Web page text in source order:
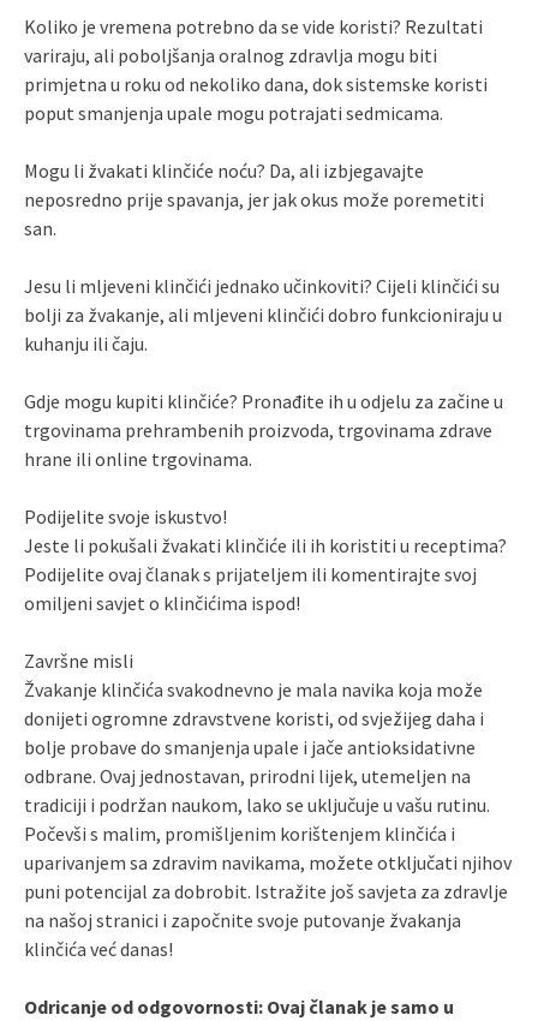
Koliko je vremena potrebno da se vide koristi? Rezultati
variraju, ali poboljšanja oralnog zdravlja mogu biti
primjetna u roku od nekoliko dana, dok sistemske koristi
poput smanjenja upale mogu potrajati sedmicama.
Mogu li žvakati klinčiće noću? Da, ali izbjegavajte
neposredno prije spavanja, jer jak okus može poremetiti
san.
Jesu li mljeveni klinčići jednako učinkoviti? Cijeli klinčići su
bolji za žvakanje, ali mljeveni klinčići dobro funkcioniraju u
kuhanju ili čaju.
Gdje mogu kupiti klinčiće? Pronađite ih u odjelu za začine u
trgovinama prehrambenih proizvoda, trgovinama zdrave
hrane ili online trgovinama.
Podijelite svoje iskustvo!
Jeste li pokušali žvakati klinčiće ili ih koristiti u receptima?
Podijelite ovaj članak s prijateljem ili komentirajte svoj
omiljeni savjet o klinčićima ispod!
Završne misli
Žvakanje klinčića svakodnevno je mala navika koja može
donijeti ogromne zdravstvene koristi, od svježijeg daha i
bolje probave do smanjenja upale i jače antioksidativne
odbrane. Ovaj jednostavan, prirodni lijek, utemeljen na
tradiciji i podržan naukom, lako se uključuje u vašu rutinu.
Počevši s malim, promišljenim korištenjem klinčića i
uparivanjem sa zdravim navikama, možete otključati njihov
puni potencijal za dobrobit. Istražite još savjeta za zdravlje
na našoj stranici i započnite svoje putovanje žvakanja
klinčića već danas!
Odricanje od odgovornosti: Ovaj članak je samo u